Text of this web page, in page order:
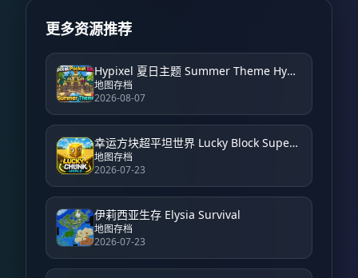
更多资源推荐
Hypixel 夏日主题 Summer Theme Hypixel
地图存档
2026-08-07
幸运方块超平坦世界 Lucky Block Super Flat World
地图存档
2026-07-23
伊莉西亚生存 Elysia Survival
地图存档
2026-07-23